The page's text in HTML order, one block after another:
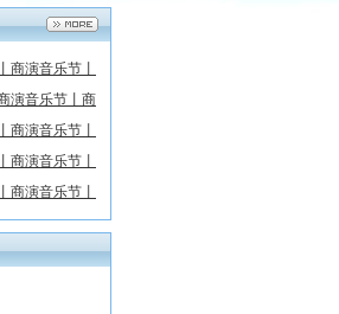
商演音乐节丨
演音乐节丨商
商演音乐节丨
商演音乐节丨
商演音乐节丨